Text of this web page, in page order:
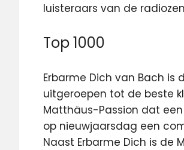
luisteraars van de
Top 1000
Erbarme Dich van Bach
uitgeroepen tot de beste
Matthäus-Passion dat
op nieuwjaarsdag een
Naast Erbarme Dich is de